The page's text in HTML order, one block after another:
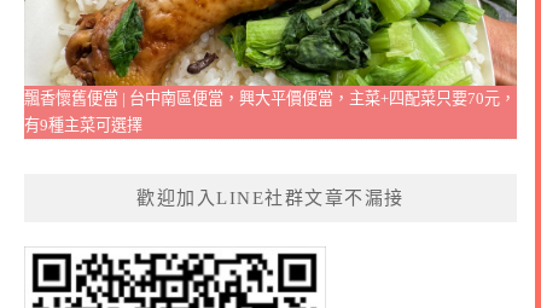
飄香懷舊便當 | 台中南區便當，興大平價便當，主菜+四配菜只要70元，
有9種主菜可選擇
歡迎加入LINE社群文章不漏接